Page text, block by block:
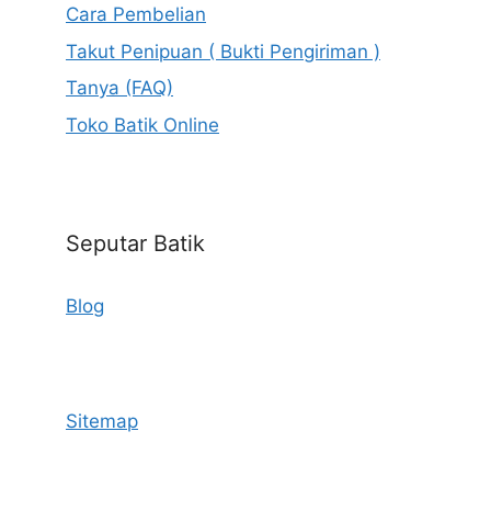
Cara Pembelian
Takut Penipuan ( Bukti Pengiriman )
Tanya (FAQ)
Toko Batik Online
Seputar Batik
Blog
Sitemap